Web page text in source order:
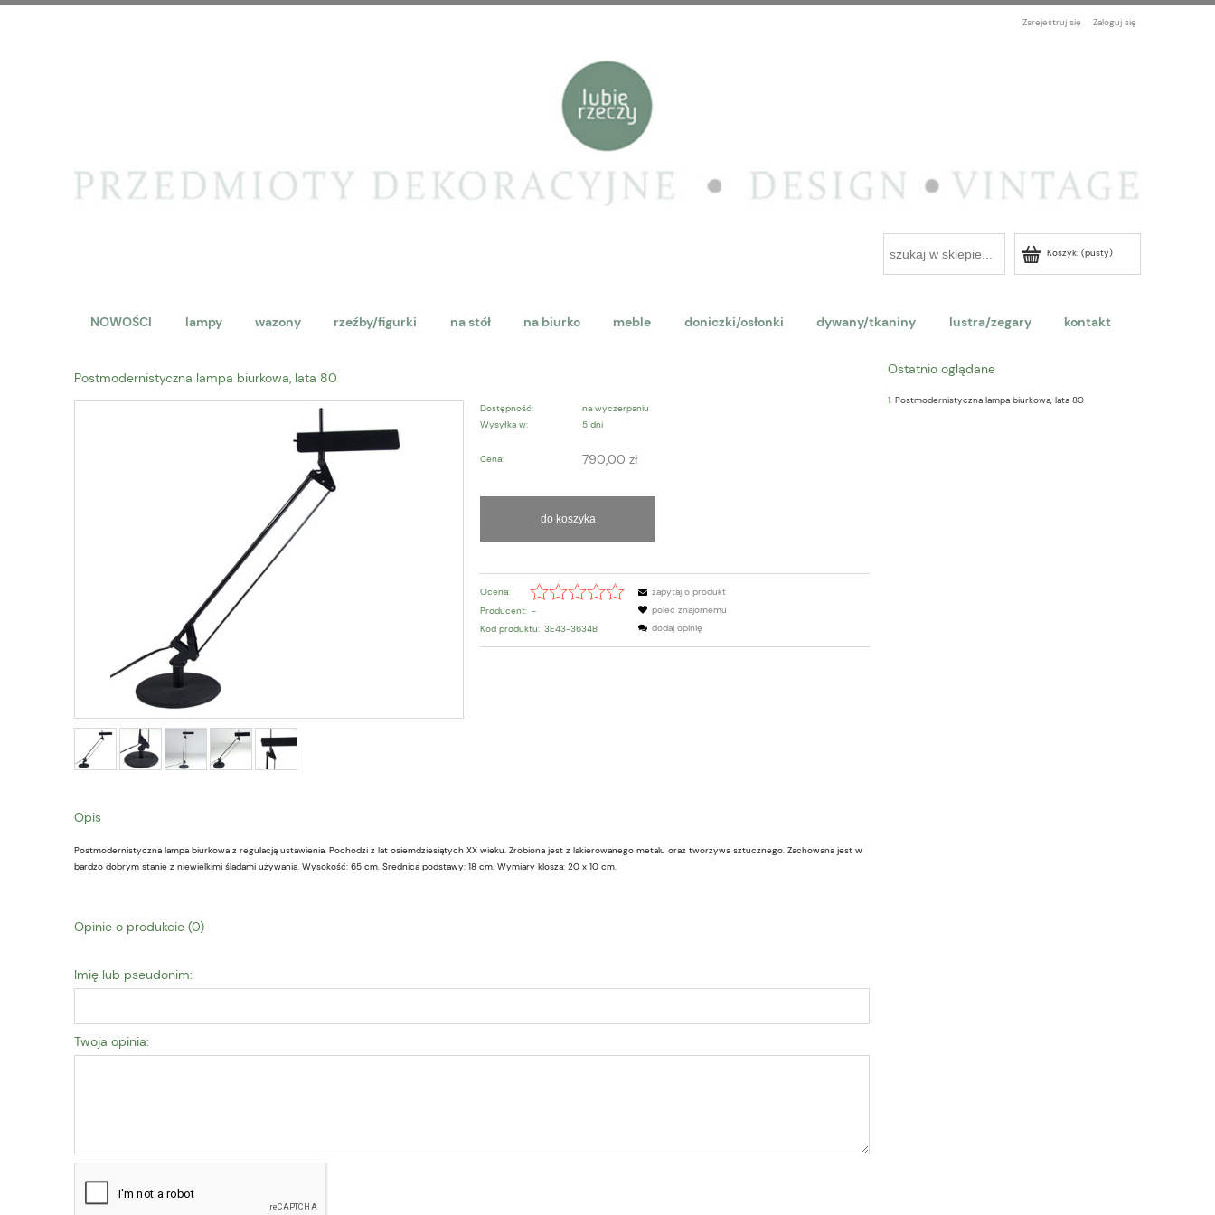
Zarejestruj się Zaloguj się
Koszyk: (pusty)
NOWOŚCI lampy wazony rzeźby/figurki na stół na biurko meble doniczki/osłonki dywany/tkaniny lustra/zegary kontakt
Postmodernistyczna lampa biurkowa, lata 80
Dostępność:
na wyczerpaniu
Wysyłka w:
5 dni
Cena: 790,00 zł
do koszyka
Ocena:
Producent: -
Kod produktu: 3E43-3634B
zapytaj o produkt
poleć znajomemu
dodaj opinię
Opis
Postmodernistyczna lampa biurkowa z regulacją ustawienia. Pochodzi z lat osiemdziesiątych XX wieku. Zrobiona jest z lakierowanego metalu oraz tworzywa sztucznego. Zachowana jest w
bardzo dobrym stanie z niewielkimi śladami używania. Wysokość: 65 cm. Średnica podstawy: 18 cm. Wymiary klosza: 20 x 10 cm.
Opinie o produkcie (0)
Imię lub pseudonim:
Twoja opinia:
Ostatnio oglądane
Postmodernistyczna lampa biurkowa, lata 80